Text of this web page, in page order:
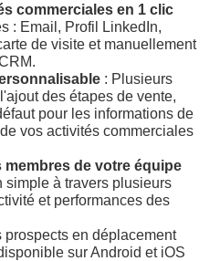
commerciales en 1 clic
: Email, Profil LinkedIn,
de visite et manuellement
: Plusieurs
des étapes de vente,
pour les informations de
vos activités commerciales
de votre équipe
simple à travers plusieurs
et performances des
prospects en déplacement
sur Android et iOS